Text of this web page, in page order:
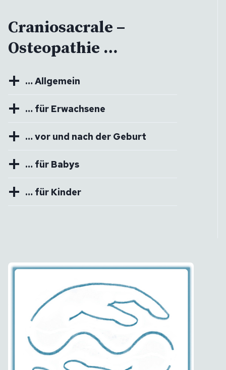
Craniosacrale –
Osteopathie …
… Allgemein
… für Erwachsene
… vor und nach der Geburt
… für Babys
… für Kinder